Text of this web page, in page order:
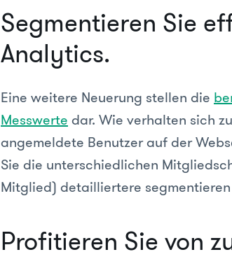
Segmentieren Sie
Analytics.
Eine weitere Neuerung stellen die
Messwerte dar. Wie verhalten sich
angemeldete Benutzer auf der
Sie die unterschiedlichen
Mitglied) detailliertere
Profitieren Sie von